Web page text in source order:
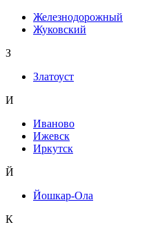
Железнодорожный
Жуковский
З
Златоуст
И
Иваново
Ижевск
Иркутск
Й
Йошкар-Ола
К